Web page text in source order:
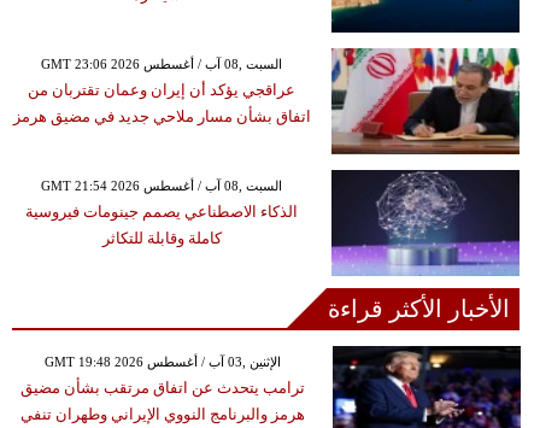
GMT 23:06 2026 السبت ,08 آب / أغسطس
عراقجي يؤكد أن إيران وعمان تقتربان من
اتفاق بشأن مسار ملاحي جديد في مضيق هرمز
GMT 21:54 2026 السبت ,08 آب / أغسطس
الذكاء الاصطناعي يصمم جينومات فيروسية
كاملة وقابلة للتكاثر
الأخبار الأكثر قراءة
GMT 19:48 2026 الإثنين ,03 آب / أغسطس
ترامب يتحدث عن اتفاق مرتقب بشأن مضيق
هرمز والبرنامج النووي الإيراني وطهران تنفي